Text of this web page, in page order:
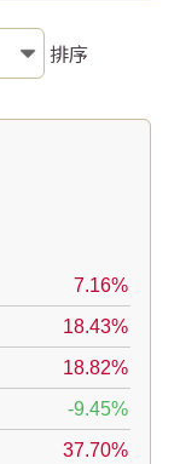
排序
7.16
18.43
18.82
-9.45
37.70